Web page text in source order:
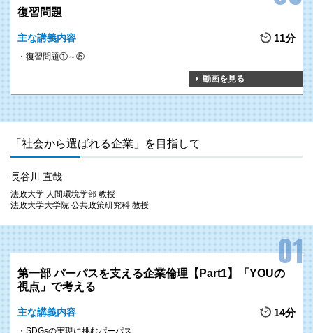
復習問題
主な講義内容 11分
復習問題①～⑤
動画を見る
「社会から選ばれる企業」を目指して
長谷川 直哉
法政大学 人間環境学部 教授
法政大学大学院 公共政策研究科 教授
第一部 パーパスを支える企業倫理【Part1】「YOUの
視点」で考える
主な講義内容 14分
SDGsの実現に挑むパーパス